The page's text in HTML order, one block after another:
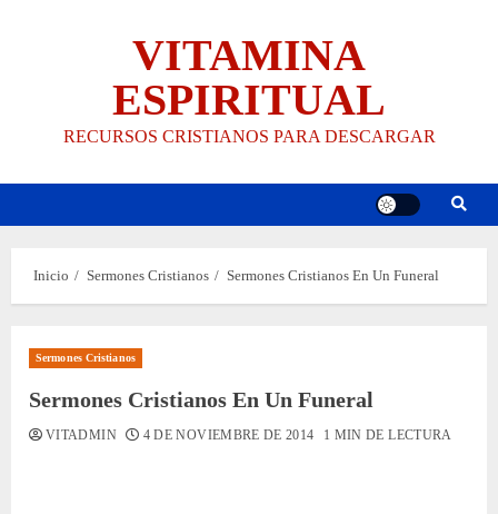
VITAMINA
ESPIRITUAL
RECURSOS CRISTIANOS PARA DESCARGAR
Inicio Sermones Cristianos Sermones Cristianos En Un Funeral
Sermones Cristianos
Sermones Cristianos En Un Funeral
VITADMIN 4 DE NOVIEMBRE DE 2014 1 MIN DE LECTURA